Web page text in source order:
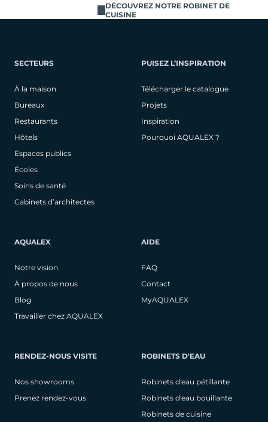
DÉCOUVREZ NOTRE ROBINET DE
CUISINE
SECTEURS
À la maison
Bureaux
Restaurants
Hôtels
Espaces publics
Écoles
Soins de santé
Cabinets d’architectes
PUISEZ L’INSPIRATION
Télécharger le catalogue
Projets
Inspiration
Pourquoi AQUALEX ?
AQUALEX
Notre vision
À propos de nous
Blog
Travailler chez AQUALEX
AIDE
FAQ
Contact
MyAQUALEX
RENDEZ-NOUS VISITE
Nos showrooms
Prenez rendez-vous
ROBINETS D'EAU
Robinets d'eau pétillante
Robinets d'eau bouillante
Robinets de cuisine